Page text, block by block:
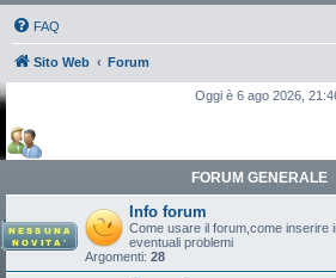
FAQ
Sito Web Forum
Oggi è 6 ago 2026,
FORUM GENERALE
Info forum
Come usare il forum,come inserire
eventuali problemi
Argomenti: 28